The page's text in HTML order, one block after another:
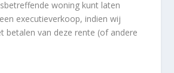
woning kunt laten
executieverkoop, indien wij
betalen van deze rente (of andere